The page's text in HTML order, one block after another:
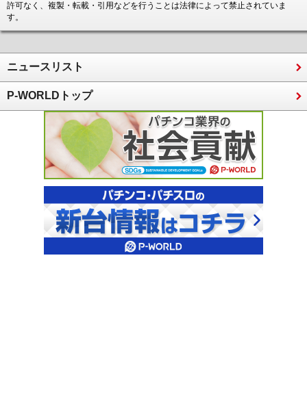
許可なく、複製・転載・引用などを行うことは法律によって禁止されていま
す。
ニュースリスト
P-WORLDトップ